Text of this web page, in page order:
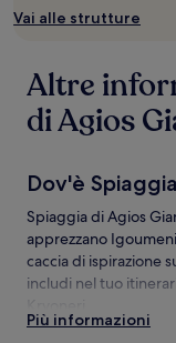
Potrebbero
condizioni
aggiuntive.
Vai alle strutture
Altre
di Agios
Dov'è
Spiaggia di Agios
apprezzano
caccia di ispirazione
includi nel tuo
Più informazioni